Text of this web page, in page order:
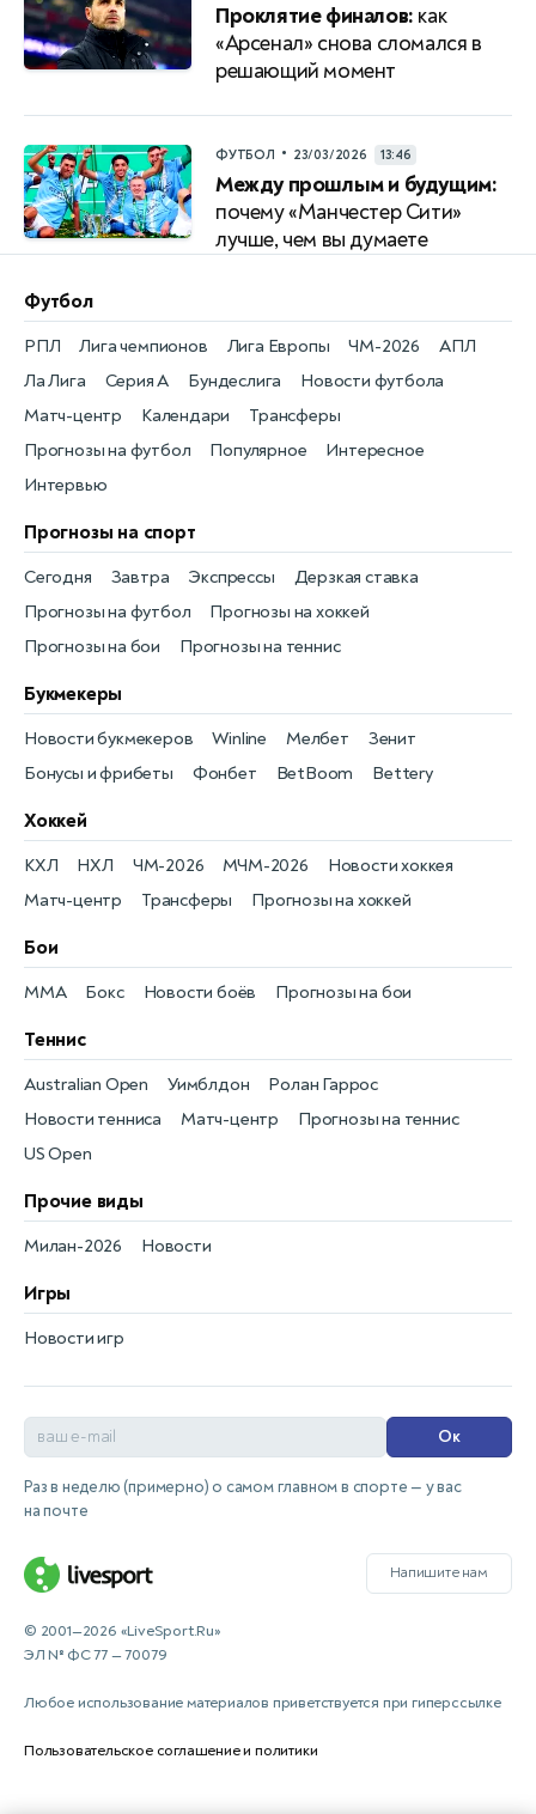
Проклятие финалов: как
«Арсенал» снова сломался в
решающий момент
ФУТБОЛ • 23/03/2026 13:46
Между прошлым и будущим:
почему «Манчестер Сити»
лучше, чем вы думаете
Футбол
Новости футбола
РПЛ
Матч-центр
Лига чемпионов
Календари
Лига Европы
Трансферы
ЧМ-2026
Прогнозы на футбол
АПЛ
Популярное
Ла Лига
Интересное
Серия А
Интервью
Бундеслига
Прогнозы на спорт
Прогнозы на футбол
Сегодня
Прогнозы на хоккей
Завтра
Прогнозы на бои
Экспрессы
Прогнозы на теннис
Дерзкая ставка
Букмекеры
Бонусы и фрибеты
Новости букмекеров
Фонбет
Winline
BetBoom
Мелбет
Bettery
Зенит
Хоккей
Новости хоккея
КХЛ
Матч-центр
НХЛ
Трансферы
ЧМ-2026
Прогнозы на хоккей
МЧМ-2026
Бои
Новости боёв
MMA Прогнозы на бои
Бокс
Теннис
Новости тенниса
Australian Open
Матч-центр
Уимблдон
Прогнозы на теннис
Ролан Гаррос
US Open
Прочие виды
Новости
Милан-2026
Игры
Новости игр
Ок
Раз в неделю (примерно) о самом главном в спорте — у вас
на почте
Напишите нам
© 2001—2026 «LiveSport.Ru»
ЭЛ № ФС 77 — 70079
Любое использование материалов приветствуется при гиперссылке
Пользовательское соглашение и политики